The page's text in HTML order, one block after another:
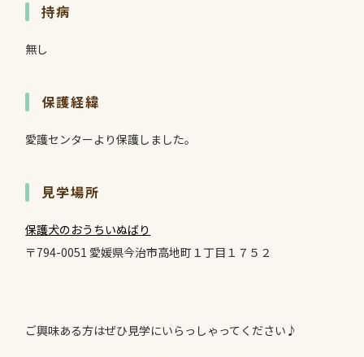
持病
無し
保護経緯
愛護センターより保護しました。
見学場所
保護犬のおうちいぬばり
〒794-0051 愛媛県今治市高地町１丁目１７５２
ご興味ある方はぜひ見学にいらっしゃってください♪